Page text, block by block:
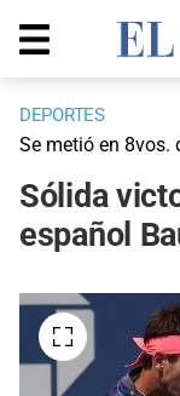
DEPORTES
Se metió en 8vos.
Sólida
español